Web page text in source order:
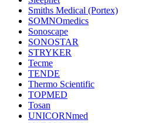
Smiths Medical (Portex)
SOMNOmedics
Sonoscape
SONOSTAR
STRYKER
Tecme
TENDE
Thermo Scientific
TOPMED
Tosan
UNICORNmed